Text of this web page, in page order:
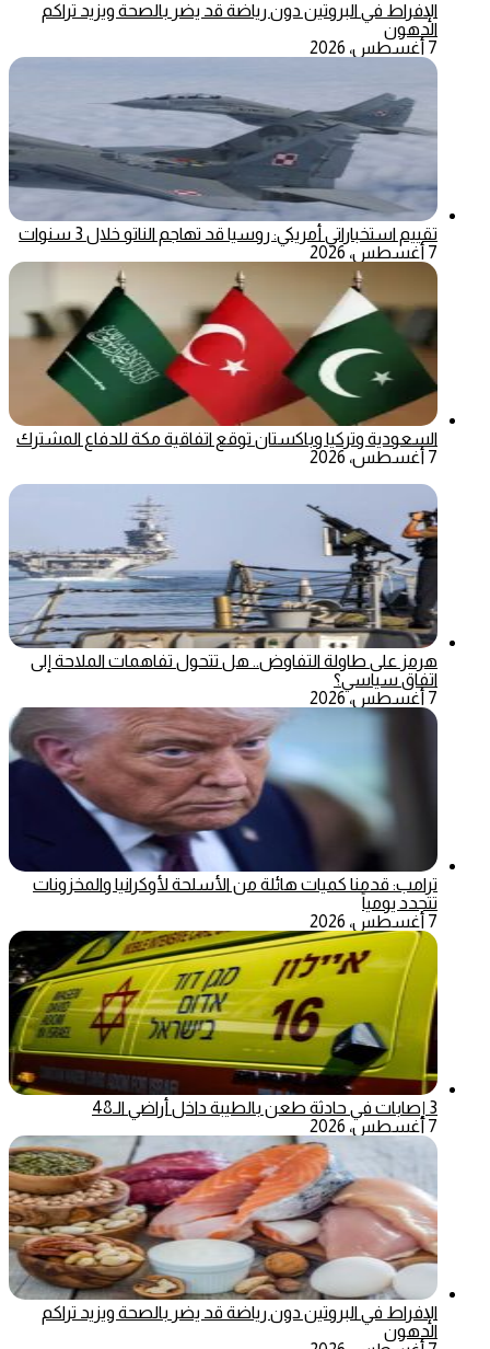
الإفراط في البروتين دون رياضة قد يضر بالصحة ويزيد تراكم
الدهون
7 أغسطس، 2026
تقييم استخباراتي أمريكي: روسيا قد تهاجم الناتو خلال 3 سنوات
7 أغسطس، 2026
السعودية وتركيا وباكستان توقع اتفاقية مكة للدفاع المشترك
7 أغسطس، 2026
هرمز على طاولة التفاوض.. هل تتحول تفاهمات الملاحة إلى
اتفاق سياسي؟
7 أغسطس، 2026
ترامب: قدمنا كميات هائلة من الأسلحة لأوكرانيا والمخزونات
تتجدد يومياً
7 أغسطس، 2026
3 إصابات في حادثة طعن بالطيبة داخل أراضي الـ48
7 أغسطس، 2026
الإفراط في البروتين دون رياضة قد يضر بالصحة ويزيد تراكم
الدهون